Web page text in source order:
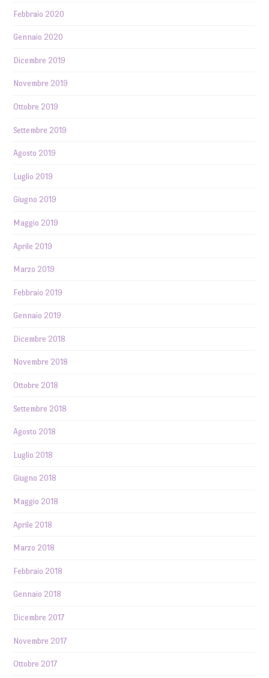
Febbraio 2020
Gennaio 2020
Dicembre 2019
Novembre 2019
Ottobre 2019
Settembre 2019
Agosto 2019
Luglio 2019
Giugno 2019
Maggio 2019
Aprile 2019
Marzo 2019
Febbraio 2019
Gennaio 2019
Dicembre 2018
Novembre 2018
Ottobre 2018
Settembre 2018
Agosto 2018
Luglio 2018
Giugno 2018
Maggio 2018
Aprile 2018
Marzo 2018
Febbraio 2018
Gennaio 2018
Dicembre 2017
Novembre 2017
Ottobre 2017